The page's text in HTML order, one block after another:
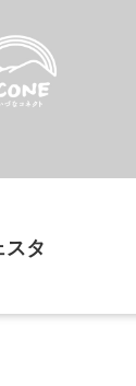
スタ